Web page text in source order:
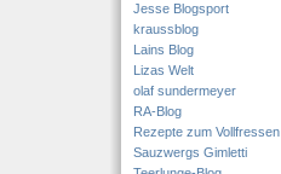
Jesse Blogsport
kraussblog
Lains Blog
Lizas Welt
olaf sundermeyer
RA-Blog
Rezepte zum Vollfressen
Sauzwergs Gimletti